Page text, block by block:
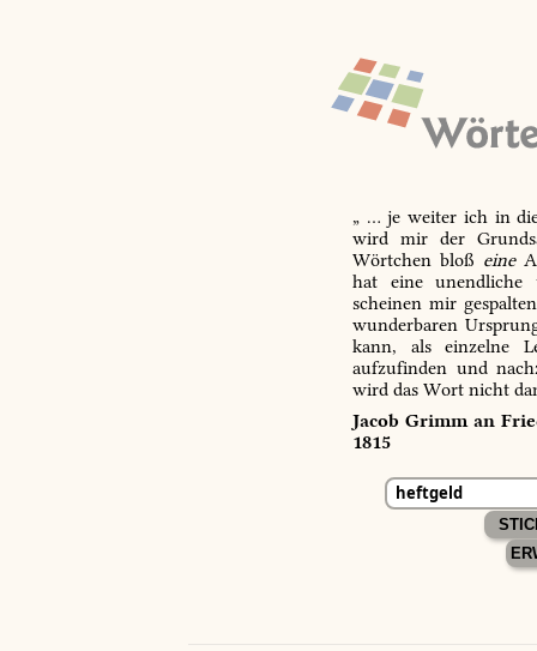
„ … je weiter ich in
wird mir der
Wörtchen bloß eine
hat eine unendliche
scheinen mir
wunderbaren
kann, als einzelne
aufzufinden und
wird das Wort nicht
Jacob Grimm an
1815